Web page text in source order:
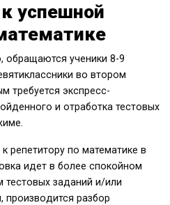
успешной
обращаются ученики 8-9
во втором
требуется экспресс-
и отработка тестовых
репетитору по математике в
идет в более спокойном
заданий и/или
производится разбор